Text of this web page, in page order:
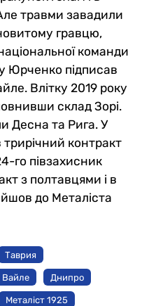
травми завадили
гравцю,
команди
Юрченко підписав
Влітку 2019 року
склад Зорі.
Десна та Рига. У
трирічний контракт
го півзахисник
з полтавцями і в
до Металіста
Таврия
Вайле Днипро
Металіст 1925